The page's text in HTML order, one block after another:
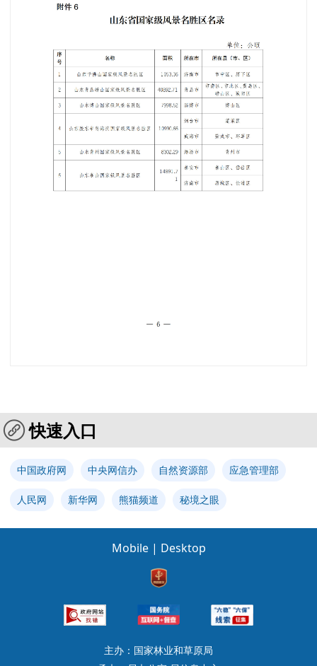
快速入口
中国政府网 中央网信办 自然资源部 应急管理部
人民网 新华网 熊猫频道 秘境之眼
Mobile | Desktop
主办：国家林业和草原局